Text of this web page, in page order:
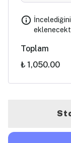
Toplam
₺ 1,050.00